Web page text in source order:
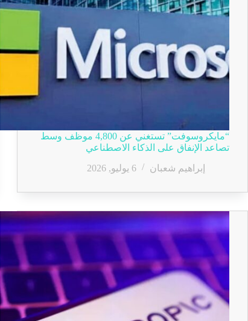
“مايكروسوفت” تستغني عن 4,800 موظف وسط
تصاعد الإنفاق على الذكاء الاصطناعي
إبراهيم شعبان
6 يوليو, 2026